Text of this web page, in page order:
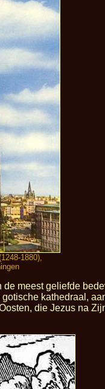
1880),
meest geliefde
kathedraal,
die Jezus na